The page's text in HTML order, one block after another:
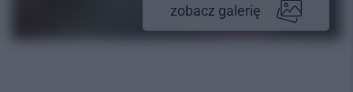
zobacz galerię